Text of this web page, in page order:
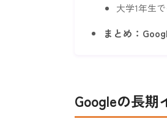
大学1年生
まとめ：
Googleの長